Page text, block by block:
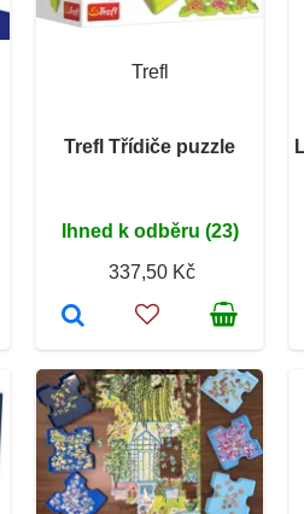
Trefl
Trefl Třídiče puzzle
Ihned k odběru (23)
337,50 Kč